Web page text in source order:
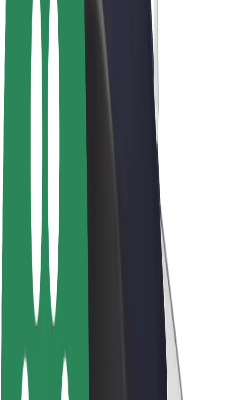
Sofőrök
Sofőr kereset
Futárok
Futár kereset
Bolt Food kereskedők
Fenntarthatóság a Boltnál
Project Zero
Blog
Sajtószoba
Brand
Küldetés
Befektetői kapcsolatok
Vezetőség
Média
Urban Fund
Biztonság